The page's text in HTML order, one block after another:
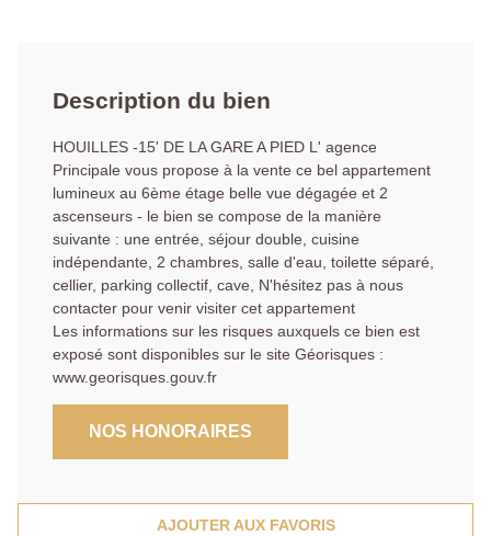
Description du bien
HOUILLES -15' DE LA GARE A PIED L' agence
Principale vous propose à la vente ce bel appartement
lumineux au 6ème étage belle vue dégagée et 2
ascenseurs - le bien se compose de la manière
suivante : une entrée, séjour double, cuisine
indépendante, 2 chambres, salle d'eau, toilette séparé,
cellier, parking collectif, cave, N'hésitez pas à nous
contacter pour venir visiter cet appartement
Les informations sur les risques auxquels ce bien est
exposé sont disponibles sur le site Géorisques :
www.georisques.gouv.fr
NOS HONORAIRES
AJOUTER AUX FAVORIS